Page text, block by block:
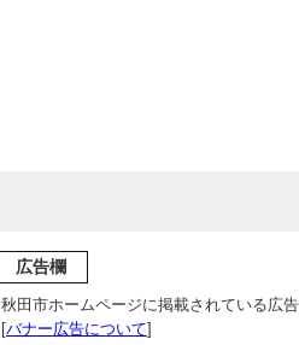
広告欄
秋田市ホームページに掲載されている広
[バナー広告について]